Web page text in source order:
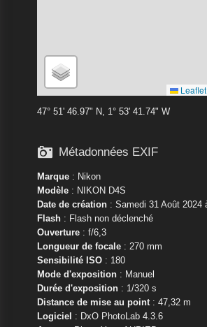
Leaflet
47° 51' 46.97" N, 1° 53' 41.74" W
 Métadonnées EXIF
Marque: Nikon
Modèle: NIKON D4S
Date de création: Samedi 31 Août 2024
Flash: Flash non déclenché
Ouverture: f/6,3
Longueur de focale: 270 mm
Sensibilité ISO: 180
Mode d'exposition: Manuel
Durée d'exposition: 1/320 s
Distance de mise au point: 47,32 m
Logiciel : DxO PhotoLab 4.3.6